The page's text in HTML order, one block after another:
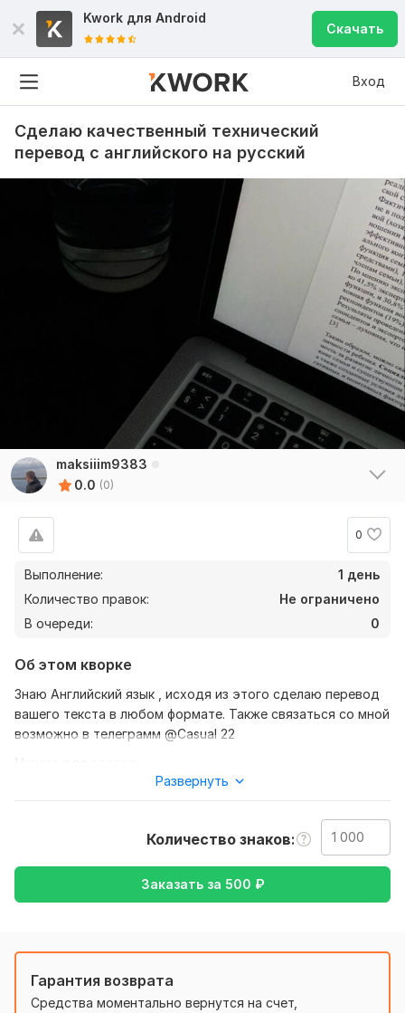
Kwork для Android
Скачать
Вход
Сделаю качественный технический
перевод с английского на русский
maksiiim9383
0.0 (0)
0
Выполнение:
1 день
Количество правок:
Не ограничено
В очереди:
0
Об этом кворке
Знаю Английский язык , исходя из этого сделаю перевод
вашего текста в любом формате. Также связаться со мной
возможно в телеграмм @Casual 22
Ожидаю от вас текст, желательно в формате документа,
Финансы, банки,
Электроника, гаджеты,
Юридическая
с Русского на Английский
Объем услуги в кворке:
Развернуть
Количество знаков
Заказать за 500 ₽
Гарантия возврата
Средства моментально вернутся на счет,